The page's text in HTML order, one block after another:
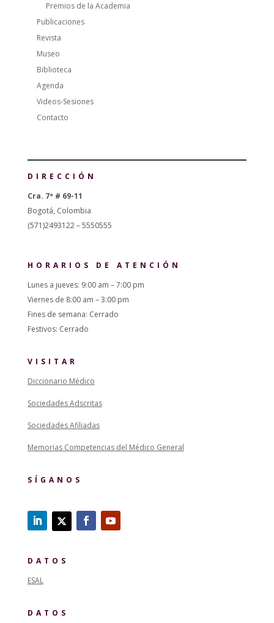
Premios de la Academia
Publicaciones
Revista
Museo
Biblioteca
Agenda
Videos-Sesiones
Contacto
DIRECCIÓN
Cra. 7ª # 69-11
Bogotá, Colombia
(571)2493122 – 5550555
HORARIOS DE ATENCIÓN
Lunes a jueves: 9:00 am – 7:00 pm
Viernes de 8:00 am – 3:00 pm
Fines de semana: Cerrado
Festivos: Cerrado
VISITAR
Diccionario Médico
Sociedades Adscritas
Sociedades Afiliadas
Memorias Competencias del Médico General
SÍGANOS
DATOS
ESAL
DATOS